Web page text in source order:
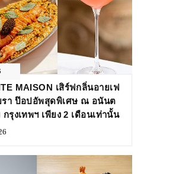
MAISON เสิร์ฟกลิ่นอายเฟ
รา ป๊อปอัพสุดพิเศษ ณ อนันต
รุงเทพฯ เพียง 2 เดือนเท่านั้น